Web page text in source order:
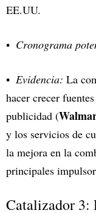
EE.UU.
Cronograma
Evidencia: La
hacer crecer
publicidad (
y los servicios de
la mejora en la
principales
Catalizador 3: